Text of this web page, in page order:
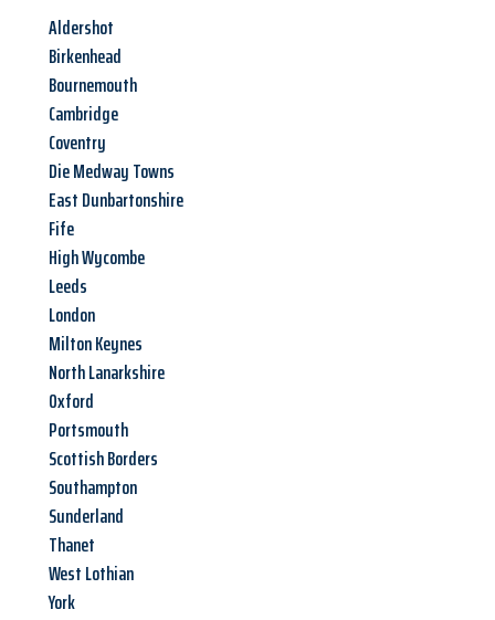
Aldershot
Birkenhead
Bournemouth
Cambridge
Coventry
Die Medway Towns
East Dunbartonshire
Fife
High Wycombe
Leeds
London
Milton Keynes
North Lanarkshire
Oxford
Portsmouth
Scottish Borders
Southampton
Sunderland
Thanet
West Lothian
York